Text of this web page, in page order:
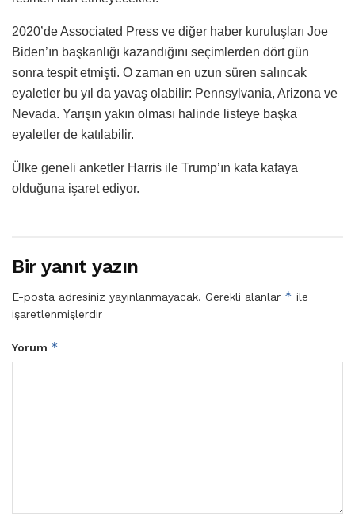
2020’de Associated Press ve diğer haber kuruluşları Joe
Biden’ın başkanlığı kazandığını seçimlerden dört gün
sonra tespit etmişti. O zaman en uzun süren salıncak
eyaletler bu yıl da yavaş olabilir: Pennsylvania, Arizona ve
Nevada. Yarışın yakın olması halinde listeye başka
eyaletler de katılabilir.
Ülke geneli anketler Harris ile Trump’ın kafa kafaya
olduğuna işaret ediyor.
Bir yanıt yazın
E-posta adresiniz yayınlanmayacak. Gerekli alanlar * ile
işaretlenmişlerdir
Yorum *